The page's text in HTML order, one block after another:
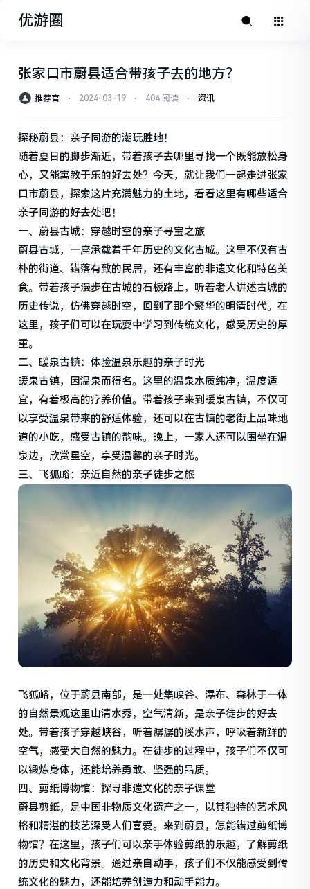
优游圈
张家口市蔚县适合带孩子去的地方？
推荐官 ⋅ 2024-03-19 ⋅ 404 阅读 ⋅ 资讯
探秘蔚县：亲子同游的潮玩胜地！
随着夏日的脚步渐近，带着孩子去哪里寻找一个既能放松身
心，又能寓教于乐的好去处？今天，就让我们一起走进张家
口市蔚县，探索这片充满魅力的土地，看看这里有哪些适合
亲子同游的好去处吧！
一、蔚县古城：穿越时空的亲子寻宝之旅
蔚县古城，一座承载着千年历史的文化古城。这里不仅有古
朴的街道、错落有致的民居，还有丰富的非遗文化和特色美
食。带着孩子漫步在古城的石板路上，听着老人讲述古城的
历史传说，仿佛穿越时空，回到了那个繁华的明清时代。在
这里，孩子们可以在玩耍中学习到传统文化，感受历史的厚
重。
二、暖泉古镇：体验温泉乐趣的亲子时光
暖泉古镇，因温泉而得名。这里的温泉水质纯净，温度适
宜，有着极高的疗养价值。带着孩子来到暖泉古镇，不仅可
以享受温泉带来的舒适体验，还可以在古镇的老街上品味地
道的小吃，感受古镇的韵味。晚上，一家人还可以围坐在温
泉边，欣赏星空，享受温馨的亲子时光。
三、飞狐峪：亲近自然的亲子徒步之旅
飞狐峪，位于蔚县南部，是一处集峡谷、瀑布、森林于一体
的自然景观这里山清水秀，空气清新，是亲子徒步的好去
处。带着孩子穿越峡谷，听着潺潺的溪水声，呼吸着新鲜的
空气，感受大自然的魅力。在徒步的过程中，孩子们不仅可
以锻炼身体，还能培养勇敢、坚强的品质。
四、剪纸博物馆：探寻非遗文化的亲子课堂
蔚县剪纸，是中国非物质文化遗产之一，以其独特的艺术风
格和精湛的技艺深受人们喜爱。来到蔚县，怎能错过剪纸博
物馆？在这里，孩子们可以亲手体验剪纸的乐趣，了解剪纸
的历史和文化背景。通过亲自动手，孩子们不仅能感受到传
统文化的魅力，还能培养创造力和动手能力。